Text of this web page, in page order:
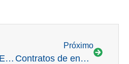
CARGA DE ENERGIA BATE RECORDE NACIONAL DE 80.454 MWMED
Próximo
Contratos de energia eólica e solar no mercado livre crescem 37% em 2021